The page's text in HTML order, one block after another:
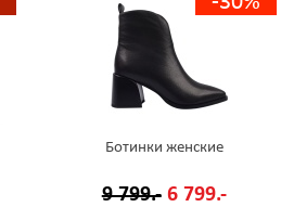
Ботинки женские
9 799.- 6 799.-